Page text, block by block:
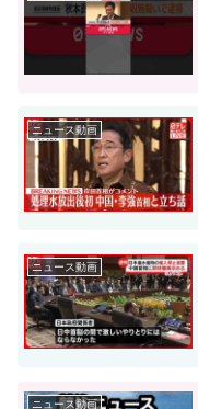
ニュース動画
ニュース動画
ニュース動画